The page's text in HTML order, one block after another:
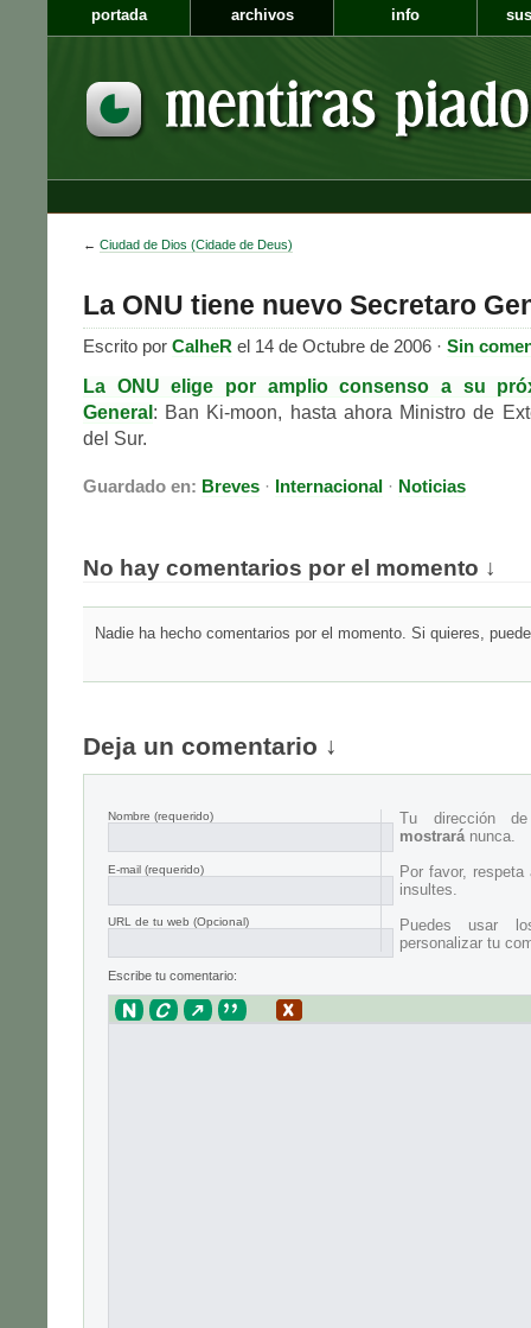
portada archivos info
← Ciudad de Dios (Cidade de Deus)
La ONU tiene nuevo Secretaro
Escrito por CalheR el 14 de Octubre de 2006 · Sin
La ONU elige por amplio consenso a su
General : Ban Ki-moon, hasta ahora Ministro de
del Sur.
Guardado en: Breves · Internacional · Noticias
No hay comentarios por el momento ↓
Nadie ha hecho comentarios por el momento. Si quieres,
Deja un comentario ↓
Nombre (requerido)
E-mail (requerido)
URL de tu web (Opcional)
Tu dirección
mostraránunca.
Por favor,
insultes.
Puedes usar
personalizar tu
Escribe tu comentario: